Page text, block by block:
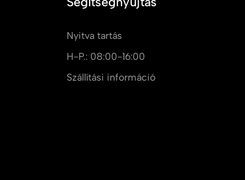
Nyitva tartás
H-P.: 08:00-16:00
Szállítási információ